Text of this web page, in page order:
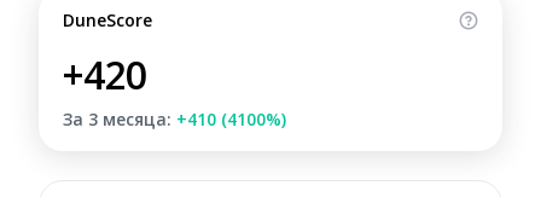
DuneScore
+420
За 3 месяца: +410 (4100%)